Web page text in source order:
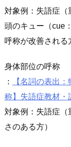
対象例：失語症（
頭のキュー（cue
呼称が改善される
身体部位の呼称
：
【名詞の表出
称】失語症教材・
対象例：失語症（
さのある方）